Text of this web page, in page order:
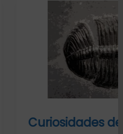
de los fósiles